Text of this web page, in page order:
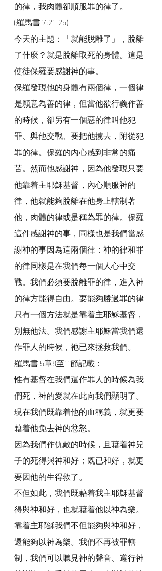
的律，我肉體卻順服罪的律了。
(羅馬書 7:21-25)
今天的主題：「就能脫離了」，脫離
了什麼？就是脫離取死的身體。這是
使徒保羅要感謝神的事。
保羅發現他的身體有兩個律，一個律
是願意為善的律，但當他欲行義作善
的時候，卻另有一個惡的律叫他犯
罪、與他交戰、要把他擄去，附從犯
罪的律。保羅的內心感到非常的痛
苦。然而他感謝神，因為他發現只要
他靠着主耶穌基督，內心順服神的
律，他就能夠脫離在他身上轄制著
他，肉體的律或是稱為罪的律。保羅
這件感謝神的事，同樣也是我們當感
謝神的事因為這兩個律：神的律和罪
的律同樣是在我們每一個人心中交
戰。我們必須要脫離罪的律，進入神
的律方能得自由。要能夠勝過罪的律
只有一個方法就是靠着主耶穌基督，
別無他法。我們感謝主耶穌當我們還
作罪人的時候，祂已來拯救我們。
羅馬書 5章8至11節記載：
惟有基督在我們還作罪人的時候為我
們死，神的愛就在此向我們顯明了。
現在我們既靠着他的血稱義，就更要
藉着他免去神的忿怒。
因為我們作仇敵的時候，且藉着神兒
子的死得與神和好；既已和好，就更
要因他的生得救了。
不但如此，我們既藉着我主耶穌基督
得與神和好，也就藉着他以神為樂。
靠着主耶穌我們不但能夠與神和好，
還能夠以神為樂。我們不再被罪轄
制，我們可以聽見神的聲音、遵行神